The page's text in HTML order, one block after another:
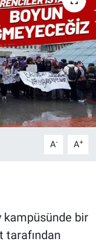
A- A+
kampüsünde bir
tarafından